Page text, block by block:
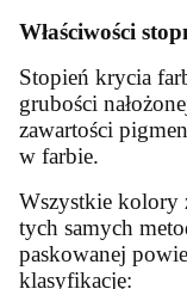
Właściwości
Stopień krycia
grubości
zawartości
w farbie.
Wszystkie kolory
tych samych
paskowanej
klasyfikację: